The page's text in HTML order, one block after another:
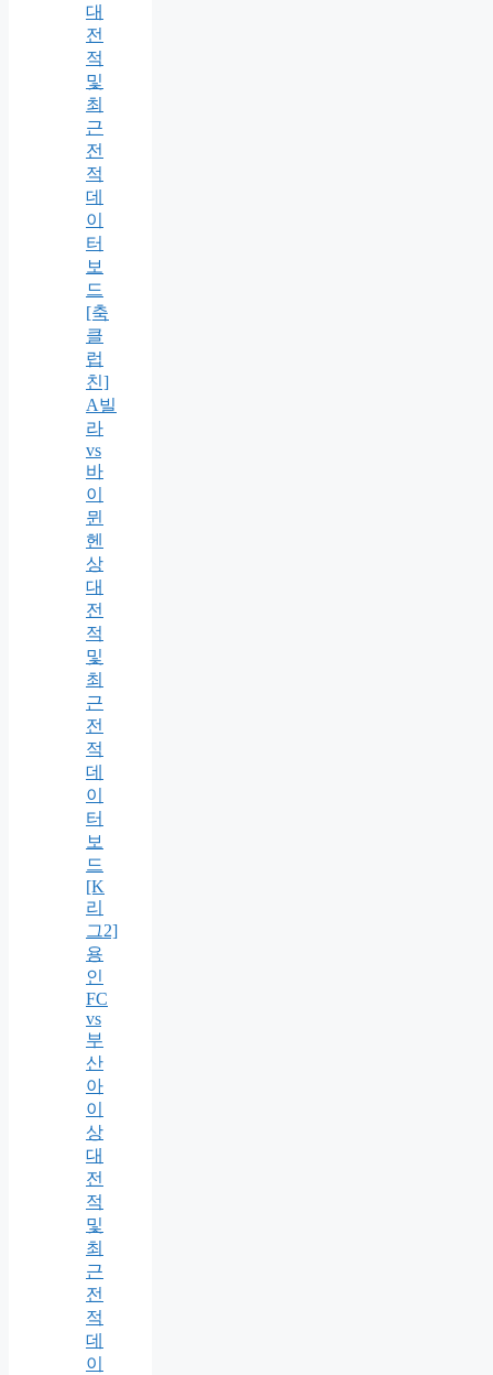
대
전
적
및
최
근
전
적
데
이
터
보
드
[축
클
럽
친]
A빌
라
vs
바
이
뮌
헨
상
대
전
적
및
최
근
전
적
데
이
터
보
드
[K
리
그2]
용
인
FC
vs
부
산
아
이
상
대
전
적
및
최
근
전
적
데
이